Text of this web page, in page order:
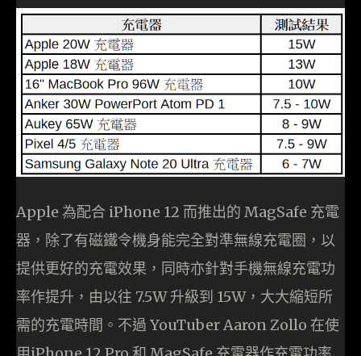
Apple 為配合 iPhone 12 而推出的 MagSafe 充電
器，除了有磁鐵令機身能完全對準無線充電圈，以
提供更好的充電效果，同時亦針對手機無線充電功
率作提升，由以往 7.5W 升級到 15W，大大縮短所
需的充電時間。不過 YouTuber Aaron Zollo 在使